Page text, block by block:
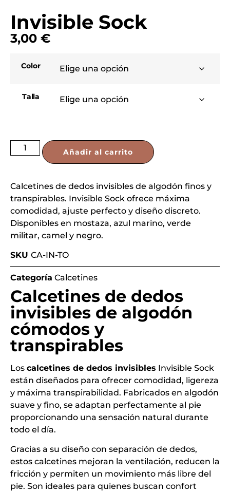
Invisible Sock
3,00 €
Color
Talla
Añadir al carrito
Calcetines de dedos invisibles de algodón finos y
transpirables. Invisible Sock ofrece máxima
comodidad, ajuste perfecto y diseño discreto.
Disponibles en mostaza, azul marino, verde
militar, camel y negro.
SKU CA-IN-TO
Categoría Calcetines
Calcetines de dedos
invisibles de algodón
cómodos y
transpirables
Los calcetines de dedos invisibles Invisible Sock
están diseñados para ofrecer comodidad, ligereza
y máxima transpirabilidad. Fabricados en algodón
suave y fino, se adaptan perfectamente al pie
proporcionando una sensación natural durante
todo el día.
Gracias a su diseño con separación de dedos,
estos calcetines mejoran la ventilación, reducen la
fricción y permiten un movimiento más libre del
pie. Son ideales para quienes buscan confort